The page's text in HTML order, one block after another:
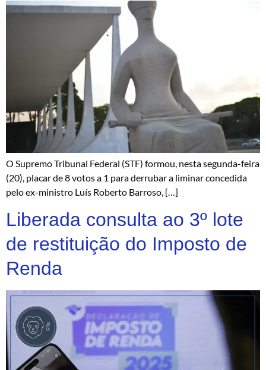
O Supremo Tribunal Federal (STF) formou, nesta segunda-feira
(20), placar de 8 votos a 1 para derrubar a liminar concedida
pelo ex-ministro Luís Roberto Barroso, […]
Liberada consulta ao 3º lote
de restituição do Imposto de
Renda